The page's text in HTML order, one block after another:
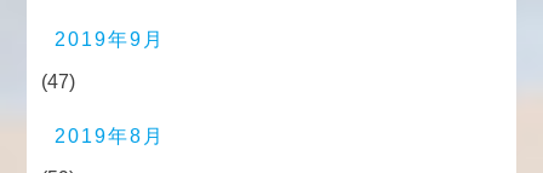
2019年9月
(47)
2019年8月